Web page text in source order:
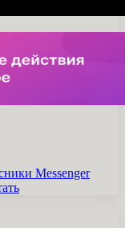
Messenger